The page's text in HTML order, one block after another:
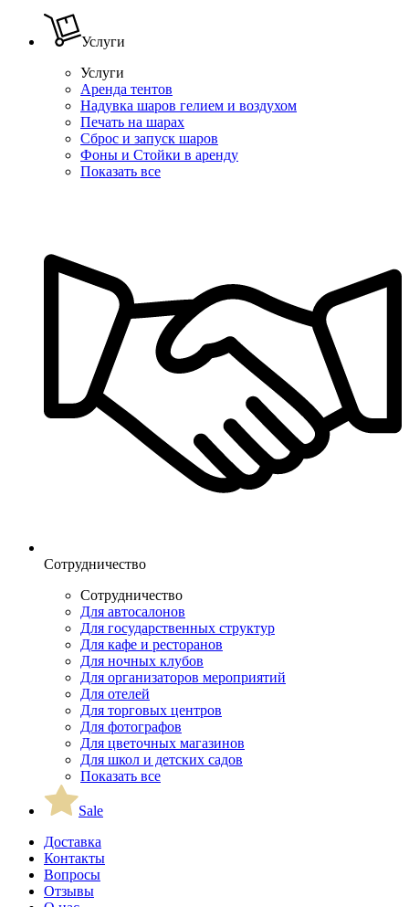
Услуги
Услуги
Аренда тентов
Надувка шаров гелием и воздухом
Печать на шарах
Сброс и запуск шаров
Фоны и Стойки в аренду
Показать все
Сотрудничество
Сотрудничество
Для автосалонов
Для государственных структур
Для кафе и ресторанов
Для ночных клубов
Для организаторов мероприятий
Для отелей
Для торговых центров
Для фотографов
Для цветочных магазинов
Для школ и детских садов
Показать все
Sale
Доставка
Контакты
Вопросы
Отзывы